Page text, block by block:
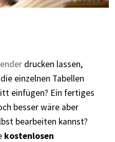
drucken lassen,
einzelnen Tabellen
einfügen? Ein fertiges
besser wäre aber
bearbeiten kannst?
kostenlosen